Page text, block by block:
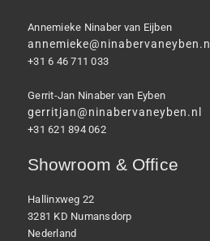
Annemieke Ninaber van Eijben
annemieke@ninabervaneyben.nl
+31 6 46 711 033
Gerrit-Jan Ninaber van Eyben
gerritjan@ninabervaneyben.nl
+31 621 894 062
Showroom & Office
Hallinxweg 22
3281 KD Numansdorp
Nederland